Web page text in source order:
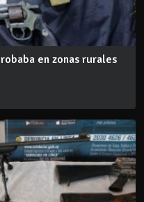
en zonas rurales